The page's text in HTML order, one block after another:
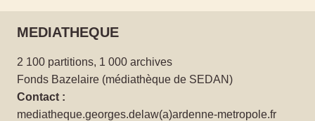
MEDIATHEQUE
2 100 partitions, 1 000 archives
Fonds Bazelaire (médiathèque de SEDAN)
Contact :
mediatheque.georges.delaw(a)ardenne-metropole.fr